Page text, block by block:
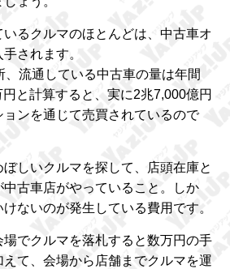
るクルマのほとんどは、中古車オ
されます。
流通している中古車の量は年間
と計算すると、実に2兆7,000億円
ョンを通じて売買されているので
しいクルマを探して、店頭在庫と
中古車店がやっていること。しか
ないのが発生している費用です。
場でクルマを落札すると数万円の手
て、会場から店舗までクルマを運